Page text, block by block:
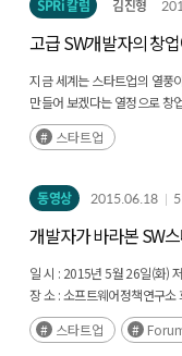
level AI talent, moving
entrepreneurship, rather
Ultimately, this paper
entrepreneurial AI state,'
growth. A comprehensive
achieve this vision.
SPRi 칼럼 김진형
고급 SW개발자의 창
지금 세계는 스타트업의 열풍
만들어 보겠다는 열정으로 창
있다.(후략)
스타트업
동영상 2015.06.18
개발자가 바라본 SW
일 시 : 2015년 5월 26일(화)
장 소 : 소프트웨어정책연구
임정욱(스타트업 얼라이언스
스타트업